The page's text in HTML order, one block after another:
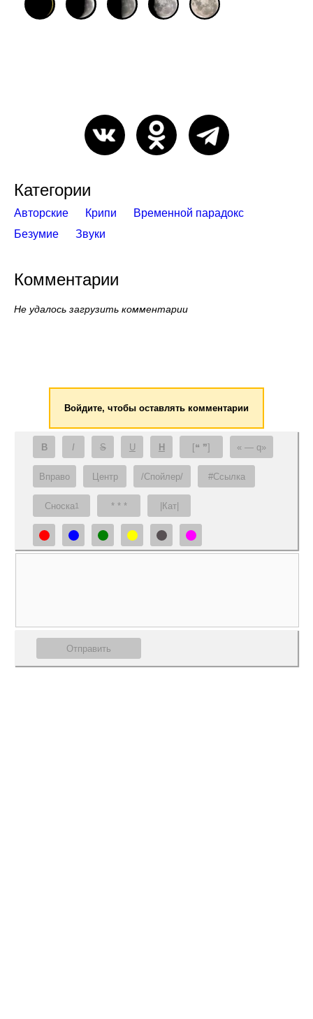
Категории
Авторские Крипи
Временной парадокс
Безумие
Звуки
Комментарии
Не удалось загрузить комментарии
Войдите, чтобы оставлять комментарии
B I S U H [❝ ❞] — q
Вправо Центр /Спойлер/ #Ссылка
Сноска1 * * * |Кат|